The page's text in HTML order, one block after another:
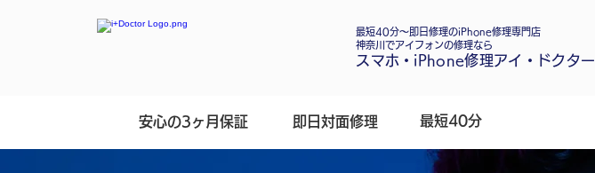
スマホ・iPhone修理アイ・ドクター
最短40分～即日修理のiPhone修理専門店
​神奈川でアイフォンの修理なら
安心の3ヶ月保証 即日対面修理 最短40分